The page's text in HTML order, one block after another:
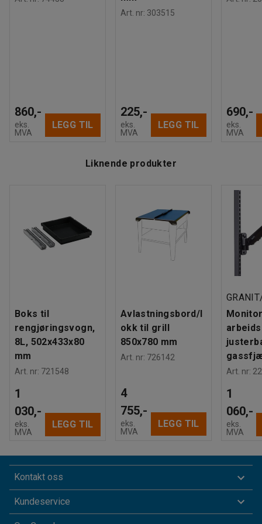
860,-
eks.
MVA
LEGG TIL
Art. nr: 303515
225,-
eks.
MVA
LEGG TIL
690,-
eks.
MVA
Liknende produkter
Boks til
rengjøringsvogn,
8L, 502x433x80
mm
Art. nr: 721548
1
030,-
eks.
MVA
LEGG TIL
Avlastningsbord/l
okk til grill
850x780 mm
Art. nr: 726142
4
755,-
eks.
MVA
LEGG TIL
Art. nr:
1
060,-
eks.
MVA
Kontakt oss
Kundeservice